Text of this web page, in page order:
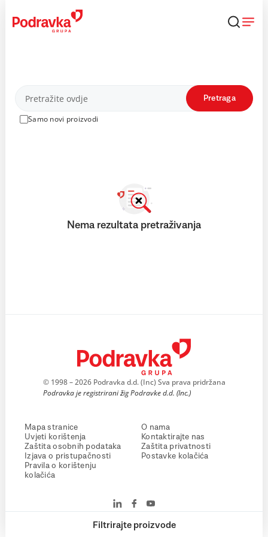
content
Proizvodi
Samo novi proizvodi
Pretraga
Filtrirajte proizvode
Nema rezultata pretraživanja
© 1998 – 2026 Podravka d.d. (Inc) Sva prava pridržana
Podravka je registrirani žig Podravke d.d. (Inc.)
Mapa stranice
Uvjeti korištenja
Zaštita osobnih podataka
Izjava o pristupačnosti
Pravila o korištenju
kolačića
O nama
Kontaktirajte nas
Zaštita privatnosti
Postavke kolačića